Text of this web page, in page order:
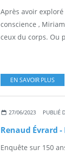
Après avoir
conscience ,
ceux du corps. Ou
EN SAVOIR PLUS
27/06/2023 PUBLIÉ
Enquête sur 150